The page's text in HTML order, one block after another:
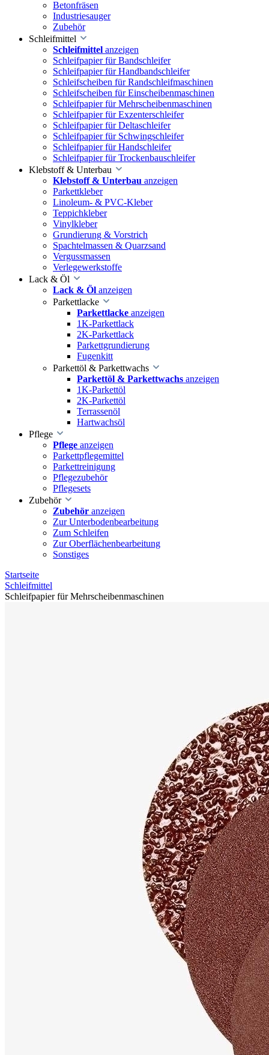
Betonfräsen
Industriesauger
Zubehör
Schleifmittel
Schleifmittel anzeigen
Schleifpapier für Bandschleifer
Schleifpapier für Handbandschleifer
Schleifscheiben für Randschleifmaschinen
Schleifscheiben für Einscheibenmaschinen
Schleifpapier für Mehrscheibenmaschinen
Schleifpapier für Exzenterschleifer
Schleifpapier für Deltaschleifer
Schleifpapier für Schwingschleifer
Schleifpapier für Handschleifer
Schleifpapier für Trockenbauschleifer
Klebstoff & Unterbau
Klebstoff & Unterbau anzeigen
Parkettkleber
Linoleum- & PVC-Kleber
Teppichkleber
Vinylkleber
Grundierung & Vorstrich
Spachtelmassen & Quarzsand
Vergussmassen
Verlegewerkstoffe
Lack & Öl
Lack & Öl anzeigen
Parkettlacke
Parkettlacke anzeigen
1K-Parkettlack
2K-Parkettlack
Parkettgrundierung
Fugenkitt
Parkettöl & Parkettwachs
Parkettöl & Parkettwachs anzeigen
1K-Parkettöl
2K-Parkettöl
Terrassenöl
Hartwachsöl
Pflege
Pflege anzeigen
Parkettpflegemittel
Parkettreinigung
Pflegezubehör
Pflegesets
Zubehör
Zubehör anzeigen
Zur Unterbodenbearbeitung
Zum Schleifen
Zur Oberflächenbearbeitung
Sonstiges
Startseite
Schleifmittel
Schleifpapier für Mehrscheibenmaschinen